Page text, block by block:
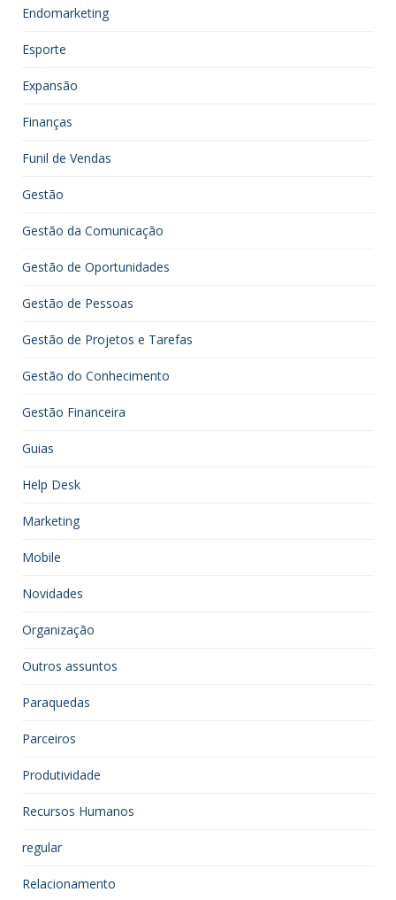
Endomarketing
Esporte
Expansão
Finanças
Funil de Vendas
Gestão
Gestão da Comunicação
Gestão de Oportunidades
Gestão de Pessoas
Gestão de Projetos e Tarefas
Gestão do Conhecimento
Gestão Financeira
Guias
Help Desk
Marketing
Mobile
Novidades
Organização
Outros assuntos
Paraquedas
Parceiros
Produtividade
Recursos Humanos
regular
Relacionamento